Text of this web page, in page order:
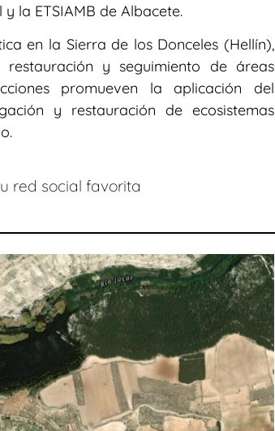
la ETSIAMB de Albacete.
en la Sierra de los Donceles (Hellín),
y seguimiento de áreas
promueven la aplicación del
y restauración de ecosistemas
red social favorita